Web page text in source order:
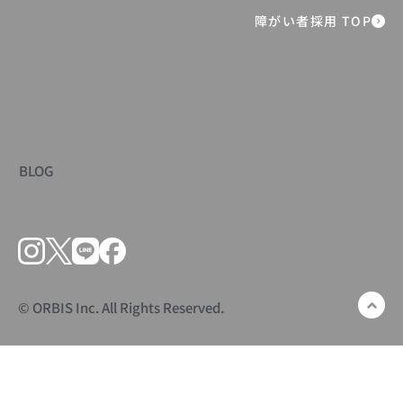
BLOG
障がい者採用 TOP
© ORBIS Inc. All Rights Reserved.